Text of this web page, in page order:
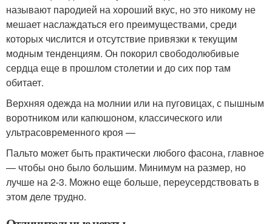
называют пародией на хороший вкус, но это никому не
мешает наслаждаться его преимуществами, среди
которых числится и отсутствие привязки к текущим
модным тенденциям. Он покорил свободолюбивые
сердца еще в прошлом столетии и до сих пор там
обитает.
Верхняя одежда на молнии или на пуговицах, с пышным
воротником или капюшоном, классического или
ультрасовременного кроя —
Пальто может быть практически любого фасона, главное
— чтобы оно было большим. Минимум на размер, но
лучше на 2-3. Можно еще больше, переусердствовать в
этом деле трудно.